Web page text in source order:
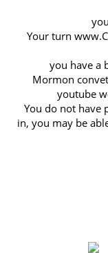
Your turn
you have a
Mormon
youtube
You do not have
in, you may be